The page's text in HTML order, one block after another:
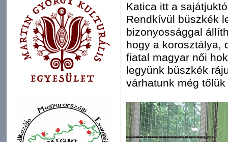
Katica itt a
Rendkívül büszkék
bizonyossággal
hogy a korosztálya,
fiatal magyar női
legyünk büszkék
várhatunk még